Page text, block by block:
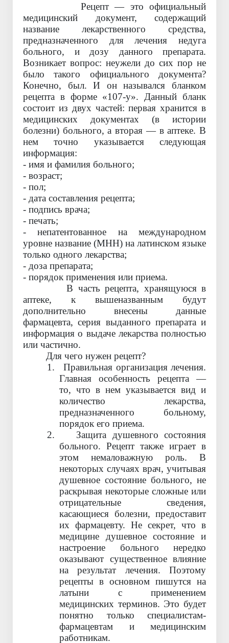
Рецепт — это официальный
медицинский документ, содержащий
название лекарственного средства,
предназначенного для лечения недуга
больного, и дозу данного препарата.
Возникает вопрос: неужели до сих пор не
было такого официального документа?
Конечно, был. И он назывался бланком
рецепта в форме «107-у». Данный бланк
состоит из двух частей: первая хранится в
медицинских документах (в истории
болезни) больного, а вторая — в аптеке. В
нем точно указывается следующая
информация:
- имя и фамилия больного;
- возраст;
- пол;
- дата составления рецепта;
- подпись врача;
- печать;
- непатентованное на международном
уровне название (МНН) на латинском языке
только одного лекарства;
- доза препарата;
- порядок применения или приема.
В часть рецепта, хранящуюся в
аптеке, к вышеназванным будут
дополнительно внесены данные
фармацевта, серия выданного препарата и
информация о выдаче лекарства полностью
или частично.
Для чего нужен рецепт?
1.
Правильная организация лечения.
Главная особенность рецепта —
то, что в нем указывается вид и
количество лекарства,
предназначенного больному,
порядок его приема.
2.
Защита душевного состояния
больного. Рецепт также играет в
этом немаловажную роль. В
некоторых случаях врач, учитывая
душевное состояние больного, не
раскрывая некоторые сложные или
отрицательные сведения,
касающиеся болезни, предоставит
их фармацевту. Не секрет, что в
медицине душевное состояние и
настроение больного нередко
оказывают существенное влияние
на результат лечения. Поэтому
рецепты в основном пишутся на
латыни с применением
медицинских терминов. Это будет
понятно только специалистам-
фармацевтам и медицинским
работникам.